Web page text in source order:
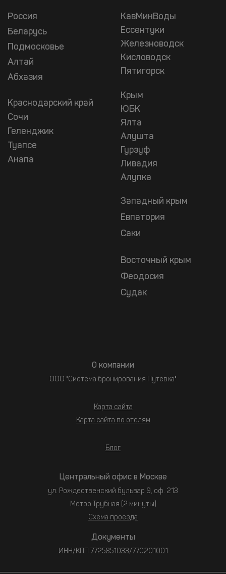
Россия
Беларусь
Подмосковье
Алтай
Абхазия
Краснодарский край
Сочи
Геленджик
Туапсе
Анапа
КавМинВоды
Ессентуки
Железноводск
Кисловодск
Пятигорск
Крым
ЮБК
Ялта
Алушта
Гурзуф
Ливадия
Алупка
Западный крым
Евпатория
Саки
Восточный крым
Феодосия
Судак
О компании
ООО "Система бронирования Путевка"
Карта сайта
Карта сайта по отелям
Блог
Документы
ИНН/КПП 7725851033/770201001
Центральный офис в Москве
ул. Рождественский бульвар 9, оф. 213
Метро Трубная (2 минуты)
Схема проезда